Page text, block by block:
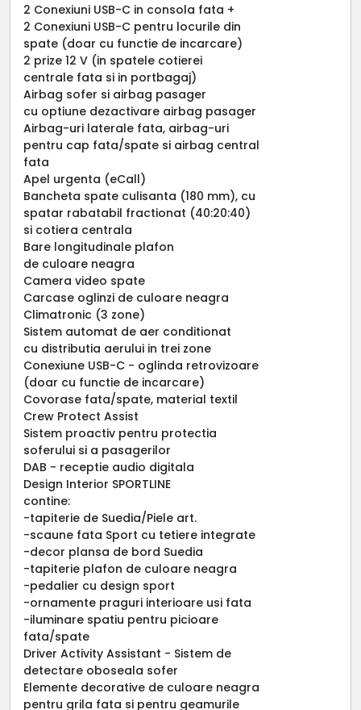
2 Conexiuni USB-C in consola fata +
2 Conexiuni USB-C pentru locurile din
spate (doar cu functie de incarcare)
2 prize 12 V (in spatele cotierei
centrale fata si in portbagaj)
Airbag sofer si airbag pasager
cu optiune dezactivare airbag pasager
Airbag-uri laterale fata, airbag-uri
pentru cap fata/spate si airbag central
fata
Apel urgenta (eCall)
Bancheta spate culisanta (180 mm), cu
spatar rabatabil fractionat (40:20:40)
si cotiera centrala
Bare longitudinale plafon
de culoare neagra
Camera video spate
Carcase oglinzi de culoare neagra
Climatronic (3 zone)
Sistem automat de aer conditionat
cu distributia aerului in trei zone
Conexiune USB-C - oglinda retrovizoare
(doar cu functie de incarcare)
Covorase fata/spate, material textil
Crew Protect Assist
Sistem proactiv pentru protectia
soferului si a pasagerilor
DAB - receptie audio digitala
Design Interior SPORTLINE
contine:
-tapiterie de Suedia/Piele art.
-scaune fata Sport cu tetiere integrate
-decor plansa de bord Suedia
-tapiterie plafon de culoare neagra
-pedalier cu design sport
-ornamente praguri interioare usi fata
-iluminare spatiu pentru picioare
fata/spate
Driver Activity Assistant - Sistem de
detectare oboseala sofer
Elemente decorative de culoare neagra
pentru grila fata si pentru geamurile